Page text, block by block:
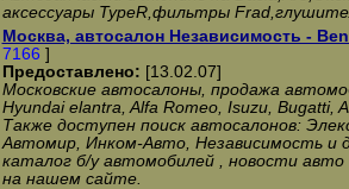
аксессуары TypeR,фильтры
Москва, автосалон Независимость -
7166 ]
Предоставлено: [13.02.07]
Московские автосалоны, продажа
Hyundai elantra, Alfa Romeo, Isuzu, Bugatti,
Также доступен поиск автосалонов:
Автомир, Инком-Авто, Независимость и
каталог б/у автомобилей , новости
на нашем сайте.